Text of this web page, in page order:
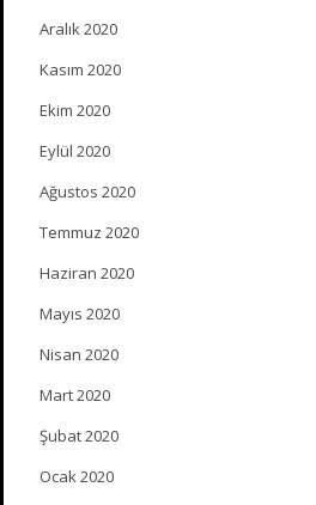
Aralık 2020
Kasım 2020
Ekim 2020
Eylül 2020
Ağustos 2020
Temmuz 2020
Haziran 2020
Mayıs 2020
Nisan 2020
Mart 2020
Şubat 2020
Ocak 2020